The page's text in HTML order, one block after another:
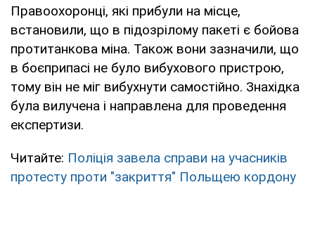
Правоохоронці, які прибули на місце,
встановили, що в підозрілому пакеті є бойова
протитанкова міна. Також вони зазначили, що
в боєприпасі не було вибухового пристрою,
тому він не міг вибухнути самостійно. Знахідка
була вилучена і направлена для проведення
експертизи.
Читайте: Поліція завела справи на учасників
протесту проти "закриття" Польщею кордону